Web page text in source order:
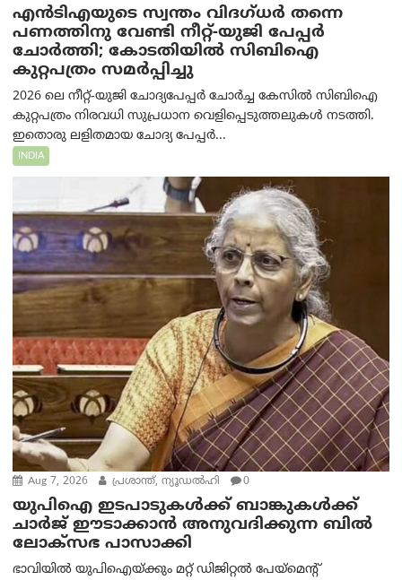
എൻ‌ടി‌എയുടെ സ്വന്തം വിദഗ്ധർ തന്നെ
പണത്തിനു വേണ്ടി നീറ്റ്-യു‌ജി പേപ്പർ
ചോർത്തി; കോടതിയില്‍ സിബിഐ
കുറ്റപത്രം സമര്‍പ്പിച്ചു
2026 ലെ നീറ്റ്-യുജി ചോദ്യപേപ്പർ ചോർച്ച കേസിൽ സിബിഐ
കുറ്റപത്രം നിരവധി സുപ്രധാന വെളിപ്പെടുത്തലുകൾ നടത്തി.
ഇതൊരു ലളിതമായ ചോദ്യ പേപ്പർ...
INDIA
Aug 7, 2026 പ്രശാന്ത്, ന്യൂഡല്‍ഹി 0
യുപിഐ ഇടപാടുകൾക്ക് ബാങ്കുകൾക്ക്
ചാർജ് ഈടാക്കാൻ അനുവദിക്കുന്ന ബിൽ
ലോക്‌സഭ പാസാക്കി
ഭാവിയിൽ യുപിഐയ്ക്കും മറ്റ് ഡിജിറ്റൽ പേയ്‌മെന്റ്